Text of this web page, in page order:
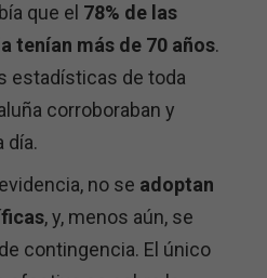
que el 78% de las
tenían más de 70 años.
estadísticas de toda
corroboraban y
día.
no se adoptan
, y, menos aún, se
contingencia. El único